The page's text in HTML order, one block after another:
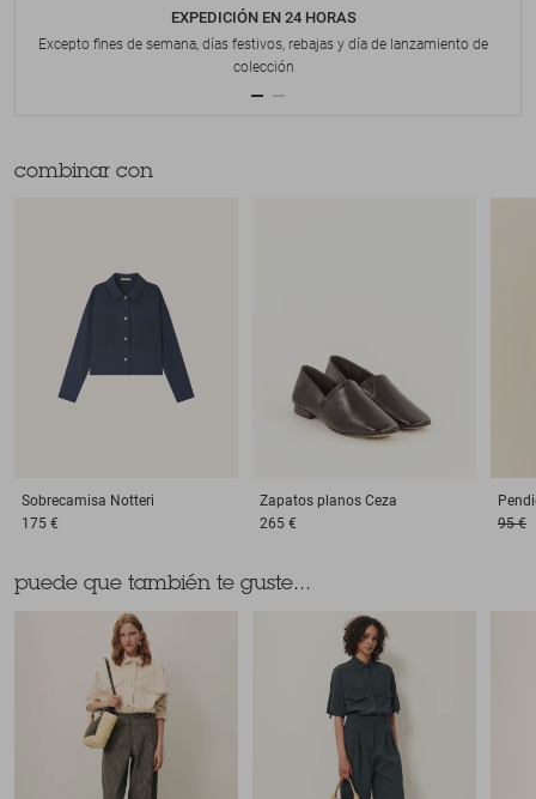
EXPEDICIÓN EN 24 HORAS
Excepto fines de semana, días festivos, rebajas y día de lanzamiento de
colección
combinar con
Sobrecamisa Notteri
175 €
Zapatos planos Ceza
265 €
95 €
puede que también te guste...